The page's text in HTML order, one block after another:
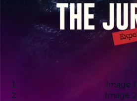
Image 1
Image 2